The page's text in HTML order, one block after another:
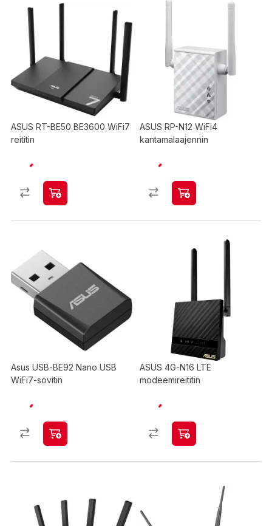
ASUS RT-BE50 BE3600 WiFi7
reititin
ASUS RP-N12 WiFi4
kantamalaajennin
Asus USB-BE92 Nano USB
WiFi7-sovitin
ASUS 4G-N16 LTE
modeemireititin